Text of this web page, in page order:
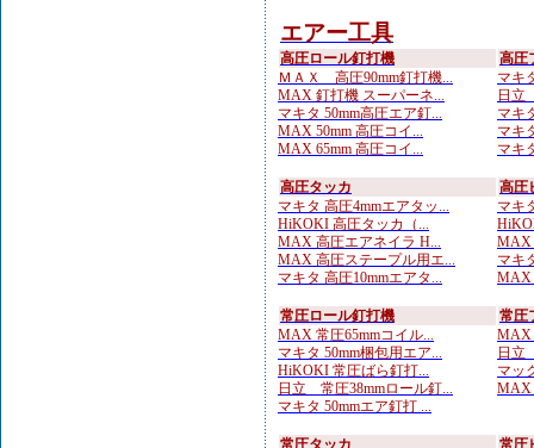
エアー工具
高圧ロール釘打機
ＭＡＸ 高圧90mm釘打機...
MAX 釘打機 スーパーネ...
マキタ 50mm高圧エア釘...
MAX 50mm 高圧コイ...
MAX 65mm 高圧コイ...
高圧
マキ
日立
マキ
マキ
マキ
高圧タッカ
マキタ 高圧4mmエアタッ...
HiKOKI 高圧タッカ（...
MAX 高圧エアネイラ H...
MAX 高圧ステープル用エ...
マキタ 高圧10mmエアタ...
高圧
マキ
MAX
マキ
MAX
常圧ロール釘打機
MAX 常圧65mmコイル...
マキタ 50mm梱包用エア...
HiKOKI 常圧ばら釘打...
日立 常圧38mmロール釘...
マキタ 50mmエア釘打 ...
常圧
MAX
日立
マッ
MAX
常圧タッカ
常圧